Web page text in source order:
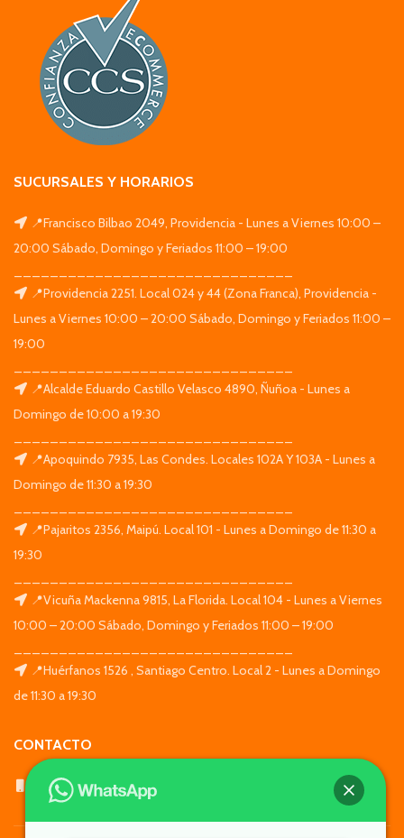
SUCURSALES Y HORARIOS
📍Francisco Bilbao 2049, Providencia - Lunes a Viernes 10:00 –
20:00 Sábado, Domingo y Feriados 11:00 – 19:00
📍Providencia 2251. Local 024 y 44 (Zona Franca), Providencia -
Lunes a Viernes 10:00 – 20:00 Sábado, Domingo y Feriados 11:00 –
19:00
📍Alcalde Eduardo Castillo Velasco 4890, Ñuñoa - Lunes a
Domingo de 10:00 a 19:30
📍Apoquindo 7935, Las Condes. Locales 102A Y 103A - Lunes a
Domingo de 11:30 a 19:30
📍Pajaritos 2356, Maipú. Local 101 - Lunes a Domingo de 11:30 a
19:30
📍Vicuña Mackenna 9815, La Florida. Local 104 - Lunes a Viernes
10:00 – 20:00 Sábado, Domingo y Feriados 11:00 – 19:00
📍Huérfanos 1526 , Santiago Centro. Local 2 - Lunes a Domingo
de 11:30 a 19:30
CONTACTO
WhatsApp: +569 7564 4676